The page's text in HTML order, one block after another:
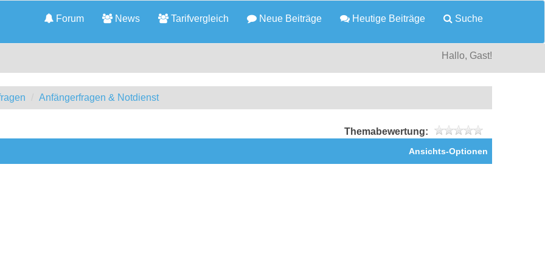
Forum News Tarifvergleich Neue Beiträge Heutige Beiträge Suche
Hallo, Gast!
Anfängerfragen & Notdienst
Themabewertung:
Ansichts-Optionen